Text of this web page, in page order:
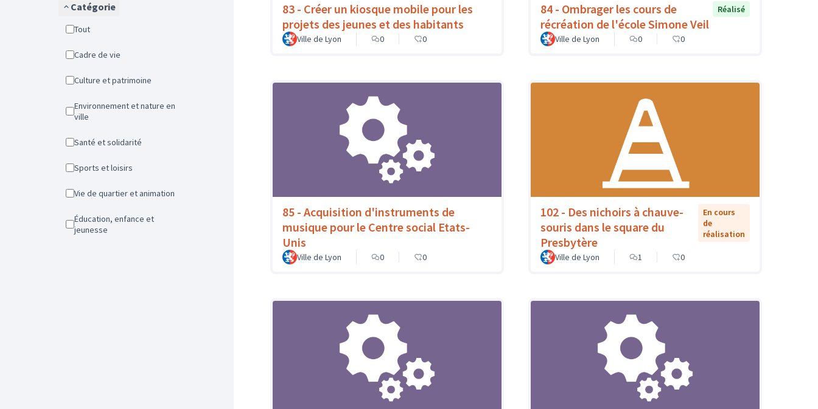
Catégorie
Tout
Cadre de vie
Culture et patrimoine
Environnement et nature en
ville
Santé et solidarité
Sports et loisirs
Vie de quartier et animation
Éducation, enfance et
jeunesse
83 - Créer un kiosque mobile pour les
projets des jeunes et des habitants
Ville de Lyon 0 0
84 - Ombrager les cours de
récréation de l'école Simone Veil
Réalisé
Ville de Lyon 0 0
85 - Acquisition d'instruments de
musique pour le Centre social Etats-
Unis
Ville de Lyon 0 0
102 - Des nichoirs à chauve-
souris dans le square du
Presbytère
En cours
de
réalisation
Ville de Lyon 1 0